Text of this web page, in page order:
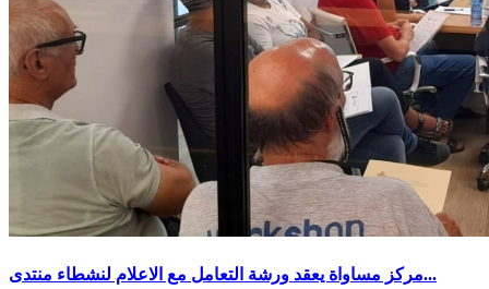
مركز مساواة يعقد ورشة التعامل مع الاعلام لنشطاء منتدى...